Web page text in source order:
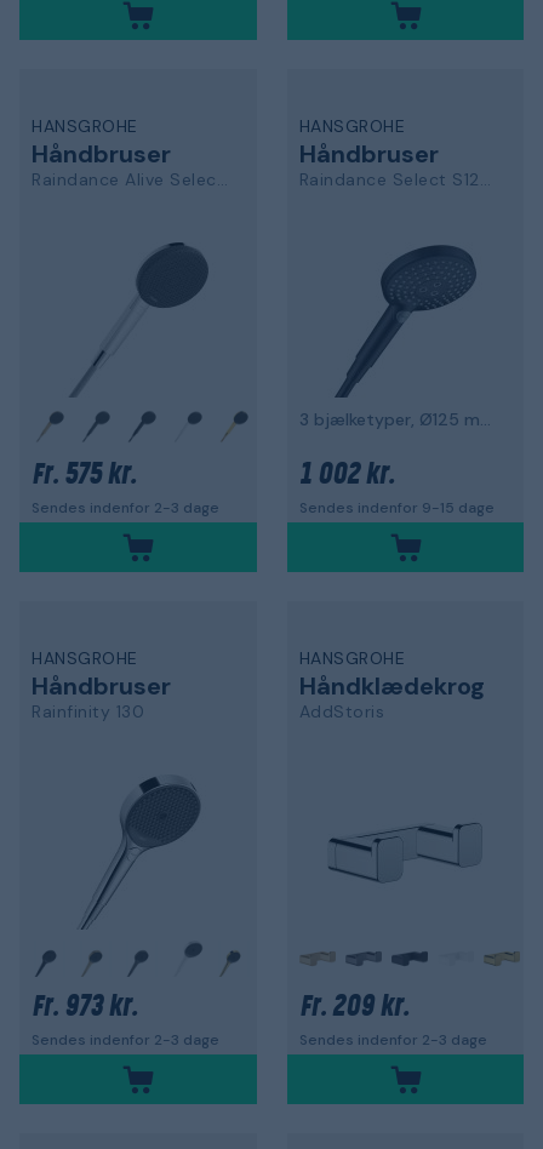
HANSGROHE
Håndbruser
Raindance Alive Select S
Fr. 575 kr.
Sendes indenfor 2-3 dage
HANSGROHE
Håndbruser
Raindance Select S120 26530670
3 bjælketyper, Ø125 mm, mat sort
1 002 kr.
Sendes indenfor 9-15 dage
HANSGROHE
Håndbruser
Rainfinity 130
Fr. 973 kr.
Sendes indenfor 2-3 dage
HANSGROHE
Håndklædekrog
AddStoris
Fr. 209 kr.
Sendes indenfor 2-3 dage